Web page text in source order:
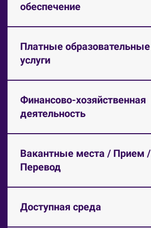
обеспечение
Платные образовательные
услуги
Финансово-хозяйственная
деятельность
Вакантные места / Прием /
Перевод
Доступная среда